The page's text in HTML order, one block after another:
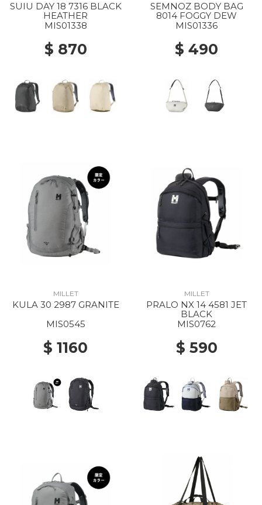
SUIU DAY 18 7316 BLACK
HEATHER
MIS01338
$ 870
SEMNOZ BODY BAG
8014 FOGGY DEW
MIS01336
$ 490
MILLET
KULA 30 2987 GRANITE
MIS0545
$ 1160
MILLET
PRALO NX 14 4581 JET
BLACK
MIS0762
$ 590